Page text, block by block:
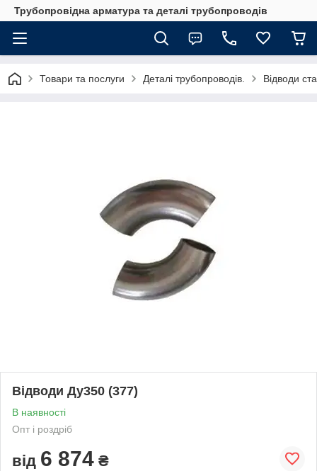
Трубопровідна арматура та деталі трубопроводів
Товари та послуги Деталі трубопроводів. Відводи
Відводи Ду350 (377)
В наявності
Опт і роздріб
від 6 874 ₴